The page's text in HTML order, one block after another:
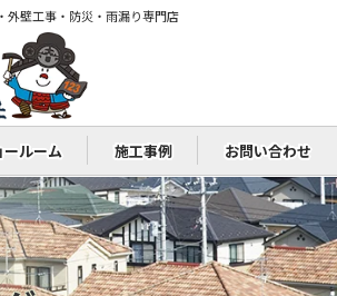
外壁工事・防災・雨漏り専門店
ールーム 施工事例 お問い合わせ